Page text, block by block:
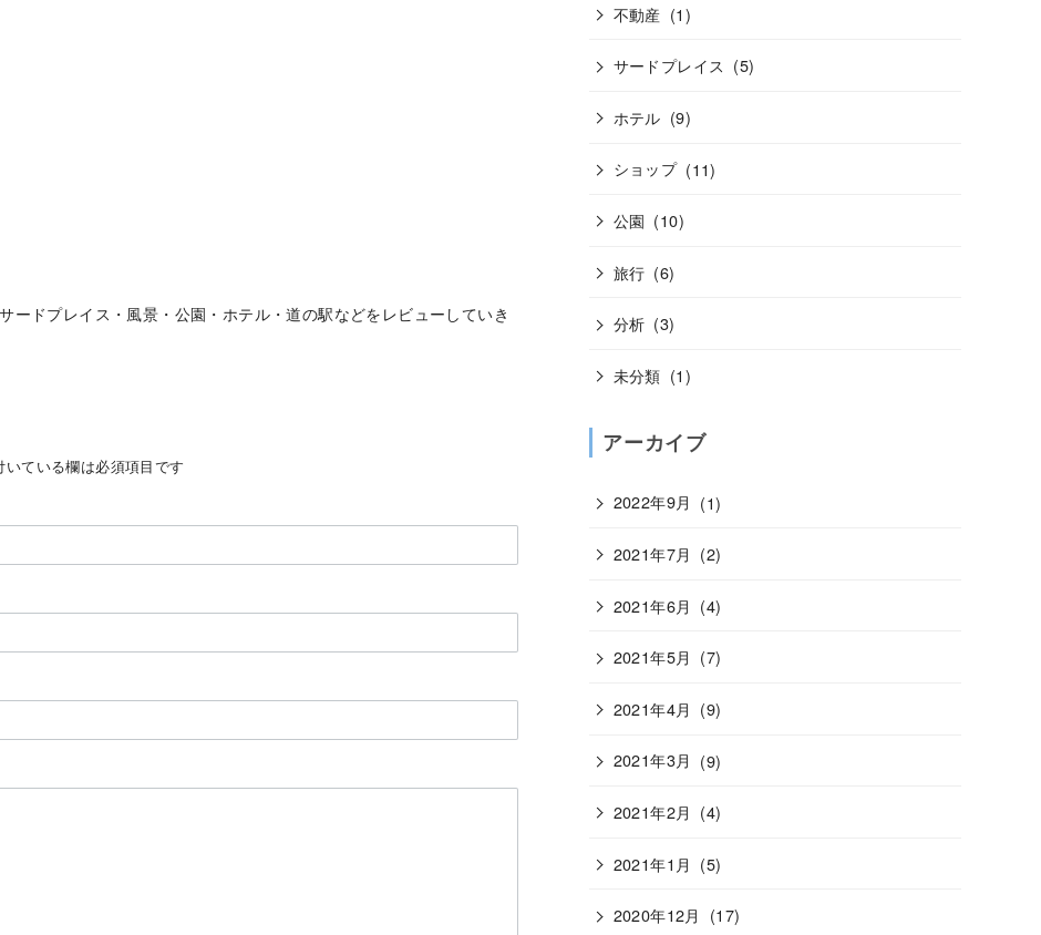
ードプレイス・風景・公園・ホテル・道の駅などをレビューしていき
いている欄は必須項目です
不動産 (1)
サードプレイス (5)
ホテル (9)
ショップ (11)
公園 (10)
旅行 (6)
分析 (3)
未分類 (1)
アーカイブ
2022年9月 (1)
2021年7月 (2)
2021年6月 (4)
2021年5月 (7)
2021年4月 (9)
2021年3月 (9)
2021年2月 (4)
2021年1月 (5)
2020年12月 (17)